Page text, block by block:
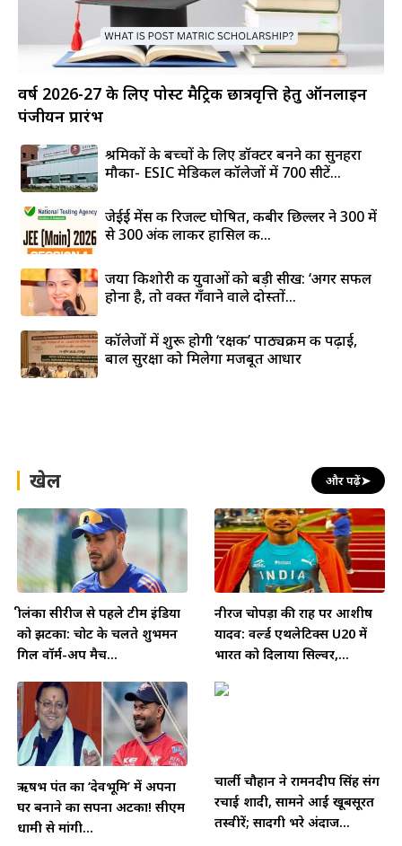
वर्ष 2026-27 के लिए पोस्ट मैट्रिक छात्रवृत्ति हेतु ऑनलाइन
पंजीयन प्रारंभ
श्रमिकों के बच्चों के लिए डॉक्टर बनने का सुनहरा
मौका- ESIC मेडिकल कॉलेजों में 700 सीटें...
जेईई मेंस की रिजल्ट घोषित, कबीर छिल्लर ने 300 में
से 300 अंक लाकर हासिल की...
जया किशोरी की युवाओं को बड़ी सीख: ‘अगर सफल
होना है, तो वक्त गँवाने वाले दोस्तों...
कॉलेजों में शुरू होगी ‘रक्षक’ पाठ्यक्रम की पढ़ाई,
बाल सुरक्षा को मिलेगा मजबूत आधार
खेल और पढ़ें➤
श्रीलंका सीरीज से पहले टीम इंडिया
को झटका: चोट के चलते शुभमन
गिल वॉर्म-अप मैच...
नीरज चोपड़ा की राह पर आशीष
यादव: वर्ल्ड एथलेटिक्स U20 में
भारत को दिलाया सिल्वर,...
ऋषभ पंत का ‘देवभूमि’ में अपना
घर बनाने का सपना अटका! सीएम
धामी से मांगी...
चार्ली चौहान ने रामनदीप सिंह संग
रचाई शादी, सामने आईं खूबसूरत
तस्वीरें; सादगी भरे अंदाज...